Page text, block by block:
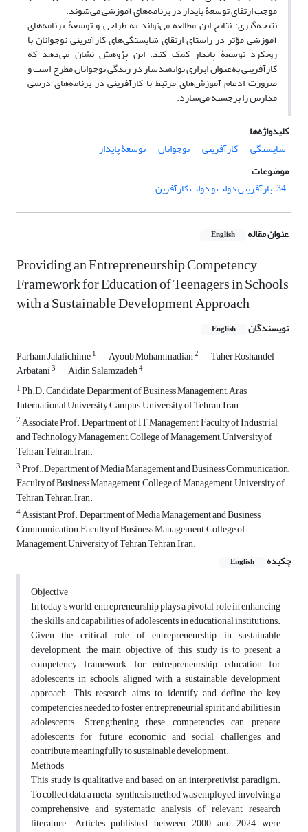
موجب ارتقای توسعۀ پایدار در برنامه‌های آموزشی می‌شوند.
نتیجه‌گیری: نتایج این مطالعه می‌تواند به طراحی و توسعۀ برنامه‌های
آموزشی مؤثر در راستای ارتقای شایستگی‌های کارآفرینی نوجوانان با
رویکرد توسعۀ پایدار کمک کند. این پژوهش نشان می‌دهد که
کارآفرینی به‌عنوان ابزاری توانمندساز در زندگی نوجوانان مطرح است و
ضرورت ادغام آموزش‌های مرتبط با کارآفرینی در برنامه‌های درسی
مدارس را برجسته می‌سازد.
کلیدواژه‌ها
شایستگی
کارآفرینی نوجوانان
توسعۀ پایدار
موضوعات
34. بازآفرینی دولت و دولت کارآفرین
عنوان مقاله English
Providing an Entrepreneurship Competency
Framework for Education of Teenagers in Schools
with a Sustainable Development Approach
نویسندگان English
Parham Jalalichime1 Ayoub Mohammadian2 Taher Roshandel
Arbatani3 Aidin Salamzadeh4
1Ph.D. Candidate, Department of Business Management, Aras
International University Campus, University of Tehran, Iran.
2Associate Prof., Department of IT Management, Faculty of Industrial
and Technology Management, College of Management, University of
Tehran, Tehran, Iran.
3Prof., Department of Media Management and Business Communication,
Faculty of Business Management, College of Management, University of
Tehran, Tehran, Iran.
4Assistant Prof., Department of Media Management and Business
Communication, Faculty of Business Management, College of
Management, University of Tehran, Tehran, Iran.
چکیده
English
Objective
In today's world, entrepreneurship plays a pivotal role in enhancing
the skills and capabilities of adolescents in educational institutions.
Given the critical role of entrepreneurship in sustainable
development, the main objective of this study is to present a
competency framework for entrepreneurship education for
adolescents in schools, aligned with a sustainable development
approach. This research aims to identify and define the key
competencies needed to foster entrepreneurial spirit and abilities in
adolescents. Strengthening these competencies can prepare
adolescents for future economic and social challenges and
contribute meaningfully to sustainable development.
Methods
This study is qualitative and based on an interpretivist paradigm.
To collect data, a meta-synthesis method was employed, involving a
comprehensive and systematic analysis of relevant research
literature. Articles published between 2000 and 2024 were